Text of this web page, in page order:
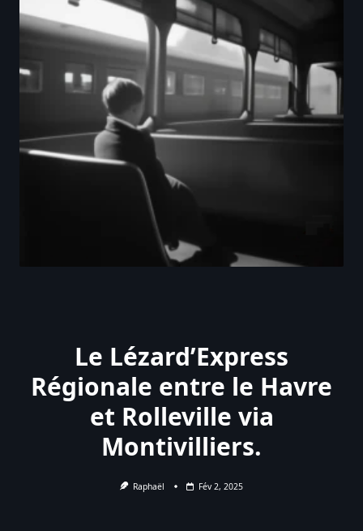
Le Lézard’Express
Régionale entre le Havre
et Rolleville via
Montivilliers.
Raphaël Fév 2, 2025